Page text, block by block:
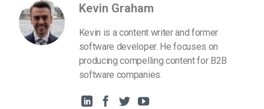
Kevin Graham
Kevin is a content writer and former
software developer. He focuses on
producing compelling content for B2B
software companies.